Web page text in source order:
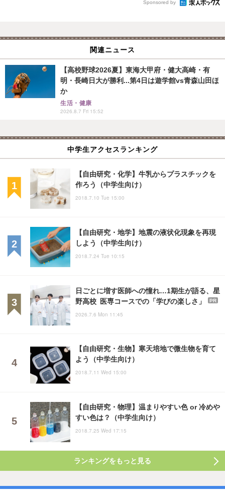
Sponsored by
関連ニュース
【高校野球2026夏】東海大甲府・健大高崎・有
明・長崎日大が勝利...第4日は遊学館vs青森山田ほ
か
生活・健康
2026.8.7 Fri 15:52
中学生アクセスランキング
【自由研究・化学】牛乳からプラスチックを
作ろう（中学生向け）
2018.7.10 Tue 15:00
【自由研究・地学】地震の液状化現象を再現
しよう（中学生向け）
2018.7.24 Tue 10:15
日ごとに増す医師への憧れ…1期生が語る、星
野高校 医専コースでの「学びの楽しさ」
PR
2026.7.6 Mon 11:45
【自由研究・生物】寒天培地で微生物を育て
よう（中学生向け）
2018.7.11 Wed 15:00
【自由研究・物理】温まりやすい色 or 冷めや
すい色は？（中学生向け）
2018.7.25 Wed 17:15
ランキングをもっと見る